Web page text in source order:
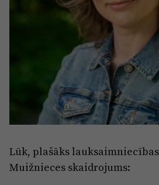
Lūk, plašāks
Muižnieces skaidrojums: